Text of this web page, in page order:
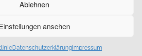
Ablehnen
ansehen
Datenschutzerklärung Impressum
SC Olching e.V.·Präsentiert von